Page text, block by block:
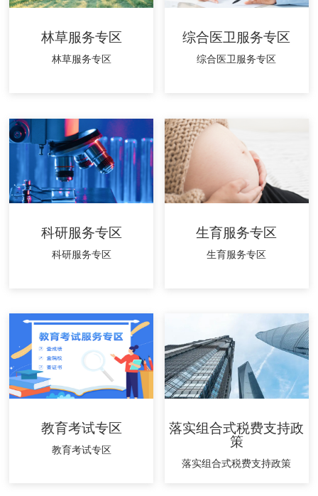
林草服务专区
林草服务专区
综合医卫服务专区
综合医卫服务专区
科研服务专区
科研服务专区
生育服务专区
生育服务专区
教育考试专区
教育考试专区
落实组合式税费支持政
策
落实组合式税费支持政策